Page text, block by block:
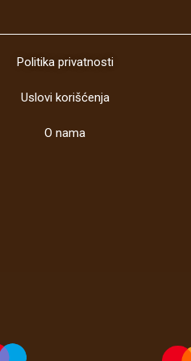
Politika privatnosti
Uslovi korišćenja
O nama